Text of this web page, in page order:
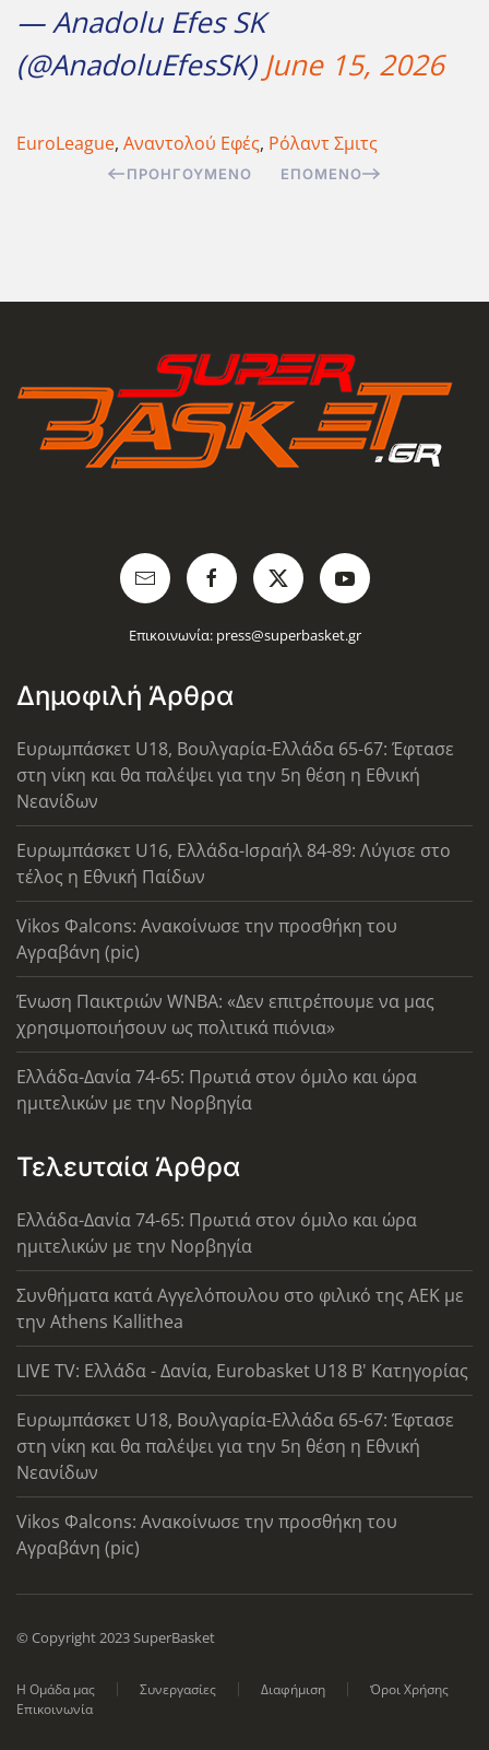
— Anadolu Efes SK
(@AnadoluEfesSK) June 15, 2026
EuroLeague, Αναντολού Εφές, Ρόλαντ Σμιτς
ΠΡΟΗΓΟΎΜΕΝΟ ΕΠΌΜΕΝΟ
Επικοινωνία: press@superbasket.gr
Δημοφιλή Άρθρα
Ευρωμπάσκετ U18, Βουλγαρία-Ελλάδα 65-67: Έφτασε
στη νίκη και θα παλέψει για την 5η θέση η Εθνική
Νεανίδων
Ευρωμπάσκετ U16, Ελλάδα-Ισραήλ 84-89: Λύγισε στο
τέλος η Εθνική Παίδων
Vikos Φalcons: Ανακοίνωσε την προσθήκη του
Αγραβάνη (pic)
Ένωση Παικτριών WNBA: «Δεν επιτρέπουμε να μας
χρησιμοποιήσουν ως πολιτικά πιόνια»
Ελλάδα-Δανία 74-65: Πρωτιά στον όμιλο και ώρα
ημιτελικών με την Νορβηγία
Τελευταία Άρθρα
Ελλάδα-Δανία 74-65: Πρωτιά στον όμιλο και ώρα
ημιτελικών με την Νορβηγία
Συνθήματα κατά Αγγελόπουλου στο φιλικό της ΑΕΚ με
την Athens Kallithea
LIVE TV: Ελλάδα - Δανία, Eurobasket U18 Β' Κατηγορίας
Ευρωμπάσκετ U18, Βουλγαρία-Ελλάδα 65-67: Έφτασε
στη νίκη και θα παλέψει για την 5η θέση η Εθνική
Νεανίδων
Vikos Φalcons: Ανακοίνωσε την προσθήκη του
Αγραβάνη (pic)
© Copyright 2023 SuperBasket
Η Ομάδα μας Συνεργασίες Διαφήμιση
Όροι Χρήσης
Επικοινωνία